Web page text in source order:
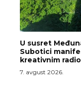
U susret
Subotici
kreativnim
7. avgust 2026.